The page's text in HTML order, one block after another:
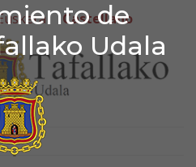
de
Udala
de
Euskera Castellano